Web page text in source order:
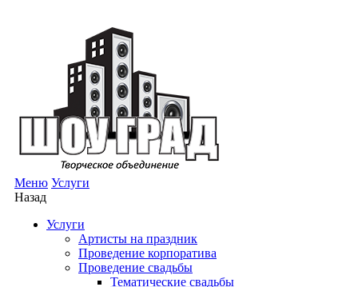
Меню Услуги
Назад
Услуги
Артисты на праздник
Проведение корпоратива
Проведение свадьбы
Тематические свадьбы